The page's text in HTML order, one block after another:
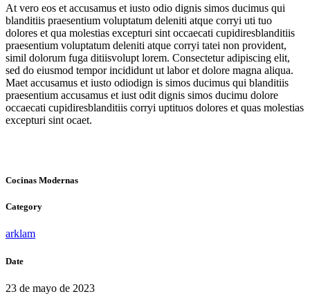
At vero eos et accusamus et iusto odio dignis simos ducimus qui
blanditiis praesentium voluptatum deleniti atque corryi uti tuo
dolores et qua molestias excepturi sint occaecati cupidiresblanditiis
praesentium voluptatum deleniti atque corryi tatei non provident,
simil dolorum fuga ditiisvolupt lorem. Consectetur adipiscing elit,
sed do eiusmod tempor incididunt ut labor et dolore magna aliqua.
Maet accusamus et iusto odiodign is simos ducimus qui blanditiis
praesentium accusamus et iust odit dignis simos ducimu dolore
occaecati cupidiresblanditiis corryi uptituos dolores et quas molestias
excepturi sint ocaet.
Cocinas Modernas
Category
arklam
Date
23 de mayo de 2023